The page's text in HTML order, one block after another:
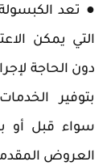
● تعد
التي يمكن
دون الحاجة
بتوفير
سواء قبل أو
العروض